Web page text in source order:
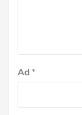
Ad *